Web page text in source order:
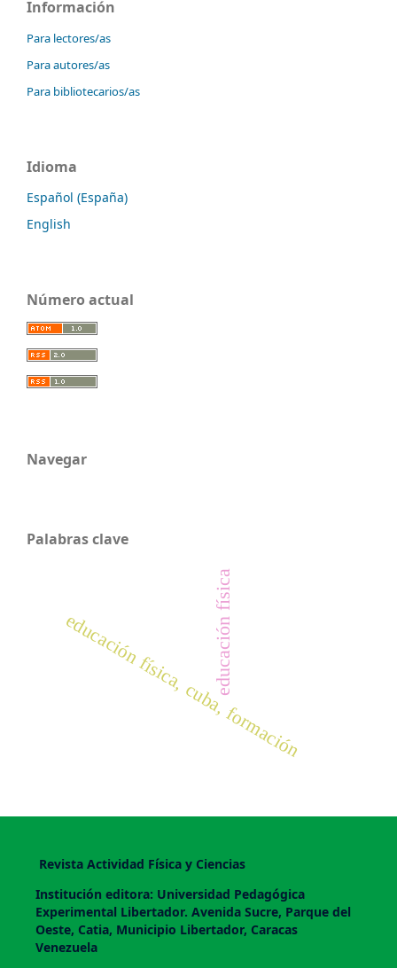
Información
Para lectores/as
Para autores/as
Para bibliotecarios/as
Idioma
Español (España)
English
Número actual
Navegar
Palabras clave
educación física
educación física, cuba, formación
Revista Actividad Física y Ciencias
Institución editora: Universidad Pedagógica
Experimental Libertador. Avenida Sucre, Parque del
Oeste, Catia, Municipio Libertador, Caracas
Venezuela